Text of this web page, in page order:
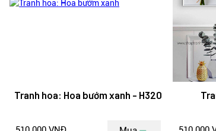
Tranh hoa: Hoa bướm xanh - H320